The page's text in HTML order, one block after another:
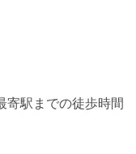
寄駅までの徒歩時間